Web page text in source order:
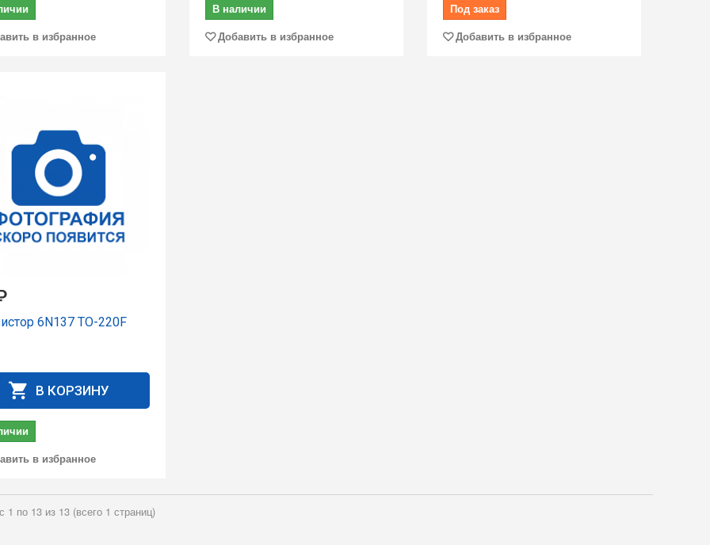
в избранное
В наличии
Добавить в избранное
Под заказ
Добавить в избранное
6N137 TO-220F
В КОРЗИНУ
в избранное
1 по 13 из 13 (всего 1 страниц)